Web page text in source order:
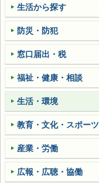
生活から探す
防災・防犯
窓口届出・税
福祉・健康・相談
生活・環境
教育・文化・スポーツ
産業・労働
広報・広聴・協働